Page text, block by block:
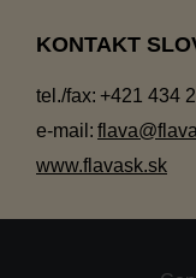
KONTAKT
tel./fax: +421 434
e-mail:
www.flavask.sk